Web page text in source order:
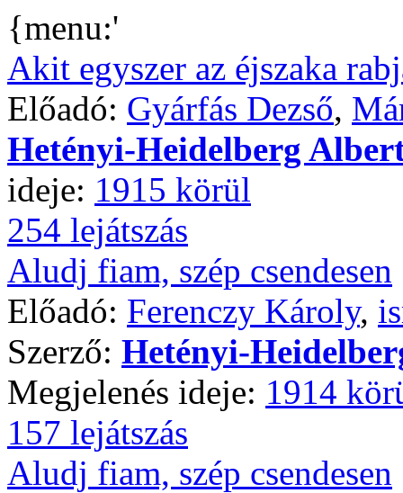
{menu:'
Akit egyszer az éjszaka
Előadó: Gyárfás Dezső,
Hetényi-Heidelberg
ideje: 1915 körül
254 lejátszás
Aludj fiam, szép csendesen
Előadó: Ferenczy Károly,
Szerző: Hetényi-
Megjelenés ideje: 1914
157 lejátszás
Aludj fiam, szép csendesen